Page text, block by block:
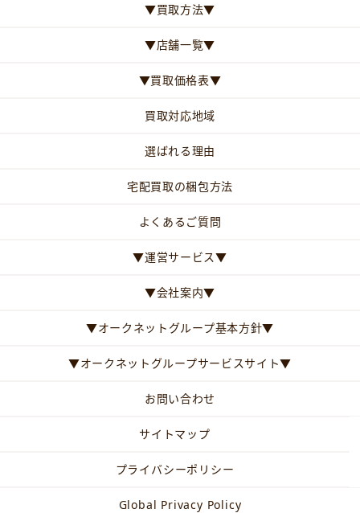
▼買取方法▼
▼店舗一覧▼
▼買取価格表▼
買取対応地域
選ばれる理由
宅配買取の梱包方法
よくあるご質問
▼運営サービス▼
▼会社案内▼
▼オークネットグループ基本方針▼
▼オークネットグループサービスサイト▼
お問い合わせ
サイトマップ
プライバシーポリシー
Global Privacy Policy